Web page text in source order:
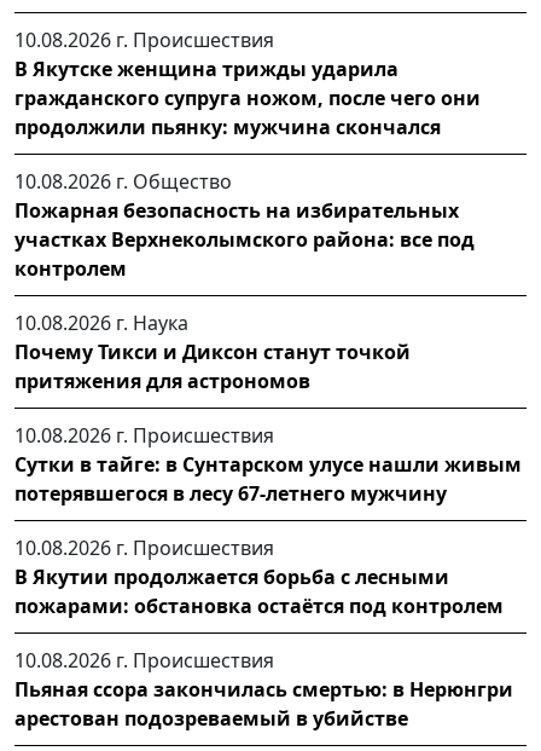
10.08.2026 г. Происшествия
В Якутске женщина трижды ударила
гражданского супруга ножом, после чего они
продолжили пьянку: мужчина скончался
10.08.2026 г. Общество
Пожарная безопасность на избирательных
участках Верхнеколымского района: все под
контролем
10.08.2026 г. Наука
Почему Тикси и Диксон станут точкой
притяжения для астрономов
10.08.2026 г. Происшествия
Сутки в тайге: в Сунтарском улусе нашли живым
потерявшегося в лесу 67-летнего мужчину
10.08.2026 г. Происшествия
В Якутии продолжается борьба с лесными
пожарами: обстановка остаётся под контролем
10.08.2026 г. Происшествия
Пьяная ссора закончилась смертью: в Нерюнгри
арестован подозреваемый в убийстве